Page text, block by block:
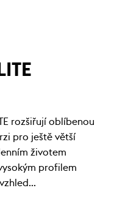
rozšiřují oblíbenou
pro ještě větší
životem
profilem